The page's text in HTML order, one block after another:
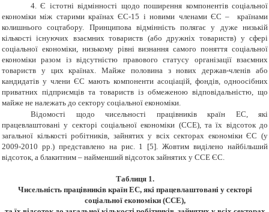
4. Є істотні відмінності щодо поширення компонентів соціальної
економіки між старими країнах ЄС-15 і новими членами ЄС – країнами
колишнього соцтабору. Принципова відмінність полягає у дуже низькій
кількості існуючих взаємних товариств (або дружніх товариств) у сфері
соціальної економіки, низькому рівні визнання самого поняття соціальної
економіки разом із відсутністю правового статусу організації взаємних
товариств у цих країнах. Майже половина з нових держав-членів або
кандидатів у члени ЄС мають компоненти асоціацій, фондів, одноосібних
приватних підприємців та товариств із обмеженою відповідальністю, що
майже не належать до сектору соціальної економіки.
Відомості щодо чисельності працівників країн ЕС, які
працевлаштовані у секторі соціальної економіки (ССЕ), та їх відсоток до
загальної кількості робітників, зайнятих у всіх секторах економіки ЄС (у
2009-2010 рр.) представлено на рис. 1 [5]. Жовтим виділено найбільший
відсоток, а блакитним – найменший відсоток зайнятих у ССЕ ЄС.
Таблиця 1.
Чисельність працівників країн ЕС, які працевлаштовані у секторі
соціальної економіки (ССЕ),